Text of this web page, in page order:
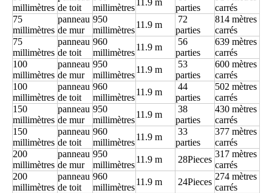
millimètres de toit
millimètres
parties
carrés
75
millimètres
panneau
de mur
950
millimètres
11.9 m
72
parties
814 mètres
carrés
75
millimètres
panneau
de toit
960
millimètres
11.9 m
56
parties
639 mètres
carrés
100
millimètres
panneau
de mur
950
millimètres
11.9 m
53
parties
600 mètres
carrés
100
millimètres
panneau
de toit
960
millimètres
11.9 m
44
parties
502 mètres
carrés
150
millimètres
panneau
de mur
950
millimètres
11.9 m
38
parties
430 mètres
carrés
150
millimètres
panneau
de toit
960
millimètres
11.9 m
33
parties
377 mètres
carrés
200
millimètres
panneau
de mur
950
millimètres
11.9 m 28Pieces
317 mètres
carrés
200
millimètres
panneau
de toit
960
millimètres
11.9 m 24Pieces
274 mètres
carrés